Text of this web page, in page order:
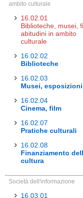
ambito culturale
16.02.01
Biblioteche, musei,
abitudini in ambito
culturale
16.02.02
Biblioteche
16.02.03
Musei, esposizioni
16.02.04
Cinema, film
16.02.07
Pratiche culturali
16.02.08
Finanziamento
cultura
Società dell'informazione
16.03.01